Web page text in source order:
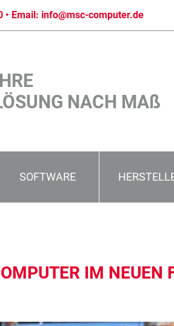
• Email: info@msc-computer.de
NACH MAß
SOFTWARE
IM NEUEN